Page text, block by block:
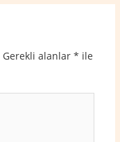
Gerekli alanlar * ile